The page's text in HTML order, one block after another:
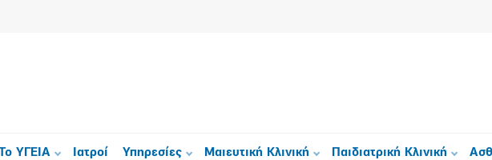
Το ΥΓΕΙΑ Ιατροί Υπηρεσίες Μαιευτική Κλινική Παιδιατρική Κλινική